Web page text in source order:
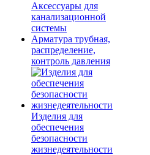
Аксессуары для
канализационной
системы
Арматура трубная,
распределение,
контроль давления
Изделия для
обеспечения
безопасности
жизнедеятельности